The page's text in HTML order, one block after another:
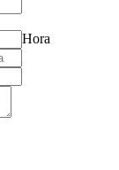
Hora